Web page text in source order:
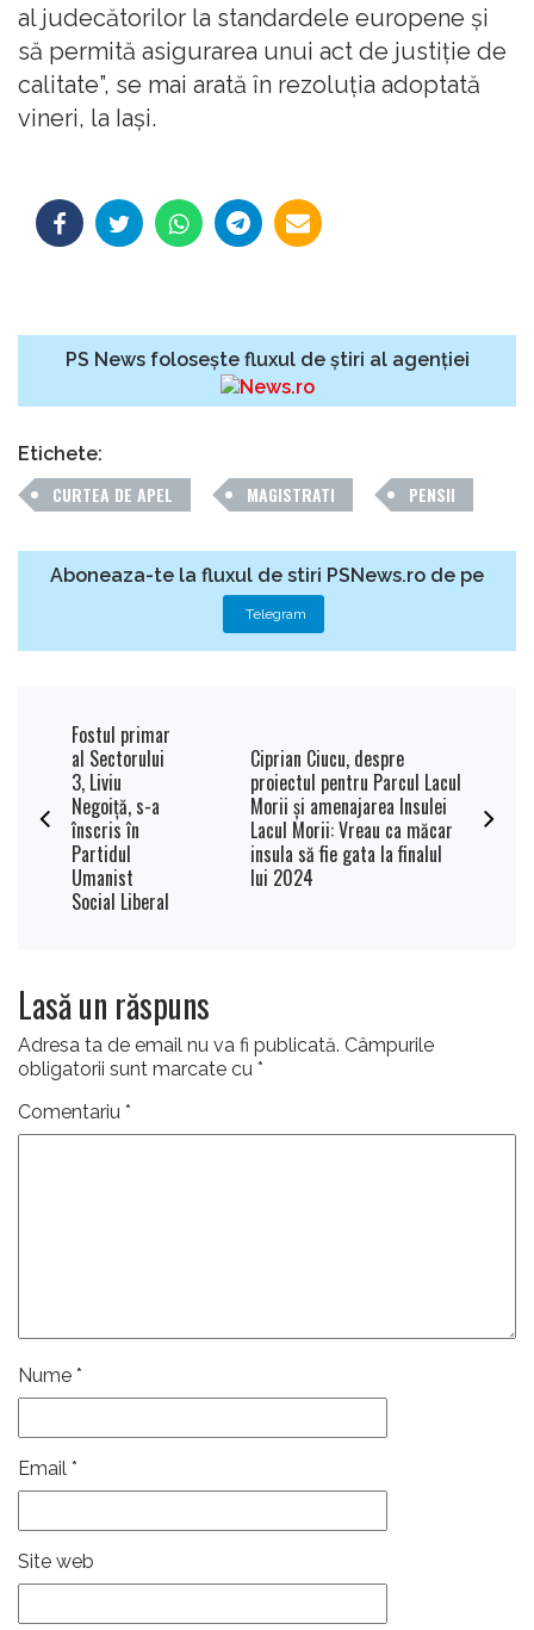
al judecătorilor la standardele europene şi
să permită asigurarea unui act de justiţie de
calitate”, se mai arată în rezoluţia adoptată
vineri, la Iaşi.
PS News folosește fluxul de știri al agenției
Etichete:
CURTEA DE APEL MAGISTRATI PENSII
Aboneaza-te la fluxul de stiri PSNews.ro de pe
Telegram
Fostul primar
al Sectorului
3, Liviu
Negoiţă, s-a
înscris în
Partidul
Umanist
Social Liberal
Ciprian Ciucu, despre
proiectul pentru Parcul Lacul
Morii şi amenajarea Insulei
Lacul Morii: Vreau ca măcar
insula să fie gata la finalul
lui 2024
Lasă un răspuns
Adresa ta de email nu va fi publicată. Câmpurile
obligatorii sunt marcate cu *
Comentariu *
Nume *
Email *
Site web